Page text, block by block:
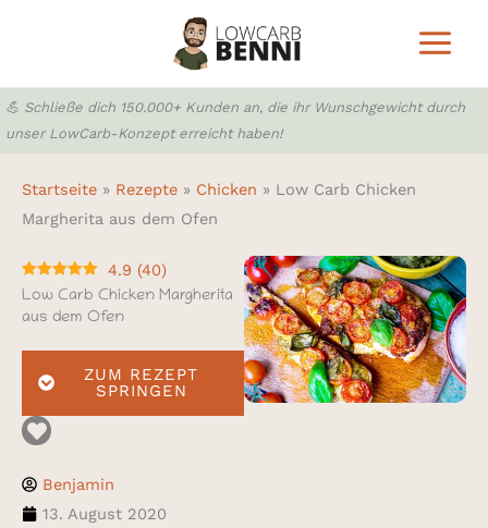
💪 Schließe dich 150.000+ Kunden an, die ihr Wunschgewicht durch
unser LowCarb-Konzept erreicht haben!
Startseite » Rezepte » Chicken » Low Carb Chicken
Margherita aus dem Ofen
4.9 (40)
Low Carb Chicken Margherita
aus dem Ofen
ZUM REZEPT
SPRINGEN
Benjamin
13. August 2020